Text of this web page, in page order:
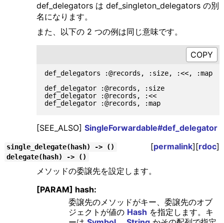
def_delegators は def_singleton_delegators の別
名になります。
また、以下の 2 つの例は同じ意味です。
def_delegators :@records, :size, :<<, :map
def_delegator :@records, :size
def_delegator :@records, :<<
def_delegator :@records, :map
[SEE_ALSO] SingleForwardable#def_delegator
single_delegate(hash) -> () [permalink][rdoc]
delegate(hash) -> ()
メソッドの委譲先を設定します。
[PARAM] hash:
委譲先のメソッドがキー、委譲先のオブ
ジェクトが値の Hash を指定します。キ